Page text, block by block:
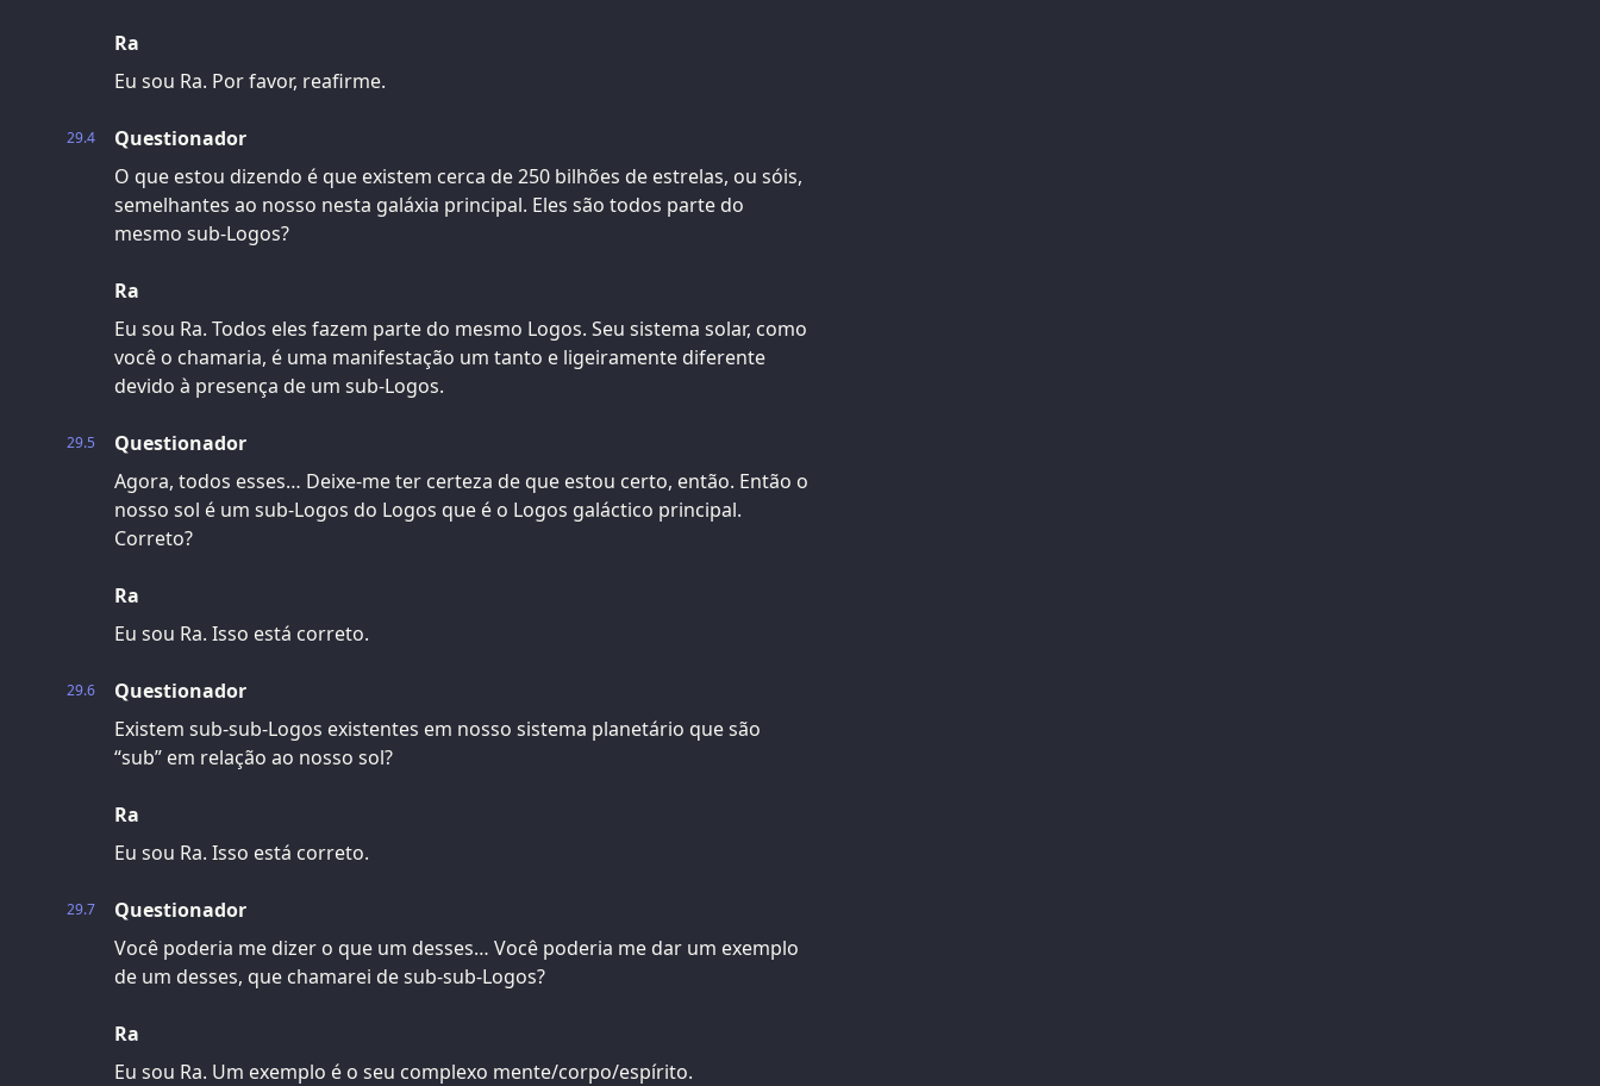
Ra
Eu sou Ra. Por favor, reafirme.
29.4
Questionador
O que estou dizendo é que existem cerca de 250 bilhões de estrelas, ou sóis,
semelhantes ao nosso nesta galáxia principal. Eles são todos parte do
mesmo sub-Logos?
Ra
Eu sou Ra. Todos eles fazem parte do mesmo Logos. Seu sistema solar, como
você o chamaria, é uma manifestação um tanto e ligeiramente diferente
devido à presença de um sub-Logos.
29.5
Questionador
Agora, todos esses… Deixe-me ter certeza de que estou certo, então. Então o
nosso sol é um sub-Logos do Logos que é o Logos galáctico principal.
Correto?
Ra
Eu sou Ra. Isso está correto.
29.6
Questionador
Existem sub-sub-Logos existentes em nosso sistema planetário que são
“sub” em relação ao nosso sol?
Ra
Eu sou Ra. Isso está correto.
29.7
Questionador
Você poderia me dizer o que um desses… Você poderia me dar um exemplo
de um desses, que chamarei de sub-sub-Logos?
Ra
Eu sou Ra. Um exemplo é o seu complexo mente/corpo/espírito.